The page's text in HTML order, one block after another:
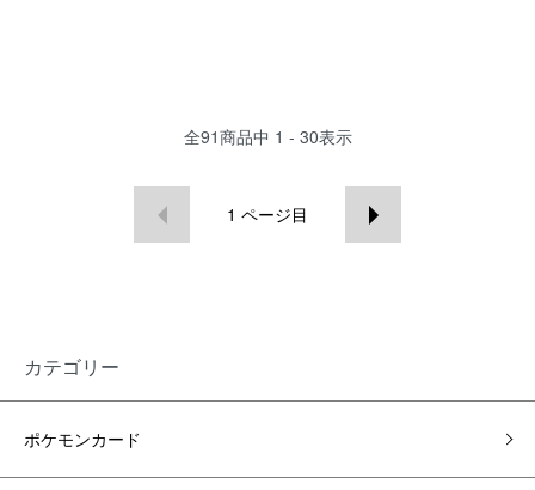
全91商品中 1 - 30表示
1 ページ目
カテゴリー
ポケモンカード